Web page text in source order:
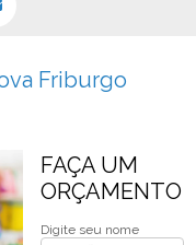
NOVA FRIBURGO
Friburgo
FAÇA UM
ORÇAMENTO
Digite seu nome